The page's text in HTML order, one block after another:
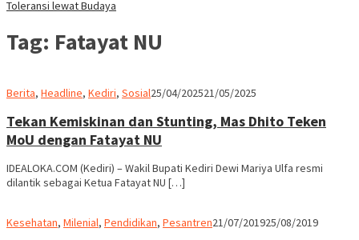
Toleransi lewat Budaya
Tag: Fatayat NU
Berita, Headline, Kediri, Sosialadmin
25/04/202521/05/2025
Tekan Kemiskinan dan Stunting, Mas Dhito Teken
MoU dengan Fatayat NU
IDEALOKA.COM (Kediri) – Wakil Bupati Kediri Dewi Mariya Ulfa resmi
dilantik sebagai Ketua Fatayat NU […]
Kesehatan, Milenial, Pendidikan, Pesantrenadmin
21/07/201925/08/2019